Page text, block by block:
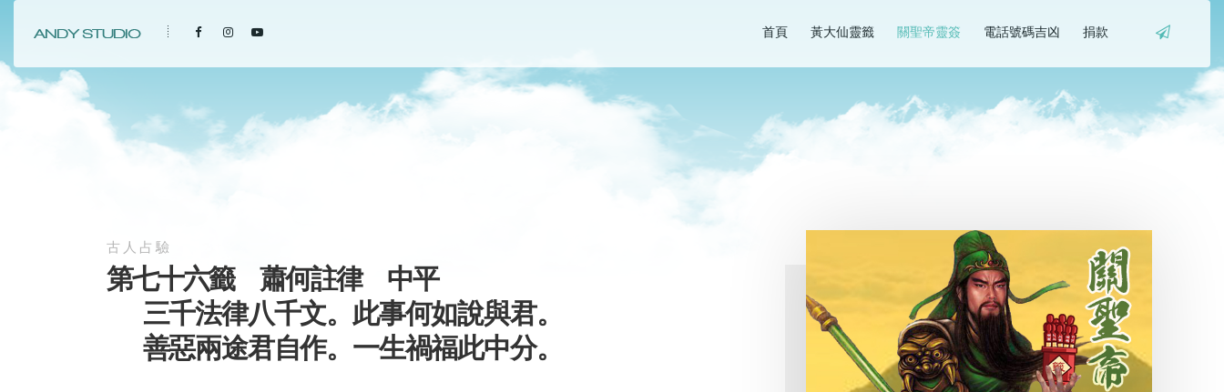
首頁 黃大仙靈籤 關聖帝靈簽 電話號碼吉凶 捐款
古人占驗
第七十六籤 蕭何註律 中平
三千法律八千文。此事何如說與君。
善惡兩途君自作。一生禍福此中分。